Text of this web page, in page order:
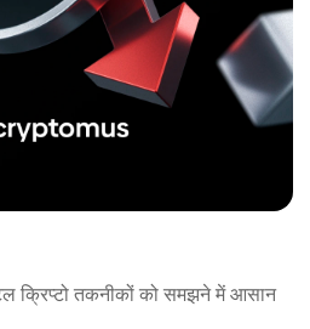
क्रिप्टो तकनीकों को समझने में आसान